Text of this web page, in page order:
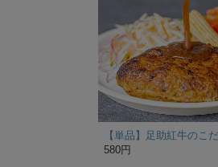
580円